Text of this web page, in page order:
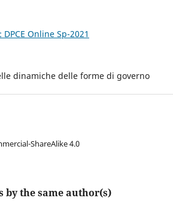
Online Sp-2021
dinamiche delle forme di governo
ShareAlike 4.0
by the same author(s)